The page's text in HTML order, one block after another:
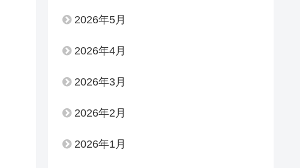
2026年5月
2026年4月
2026年3月
2026年2月
2026年1月